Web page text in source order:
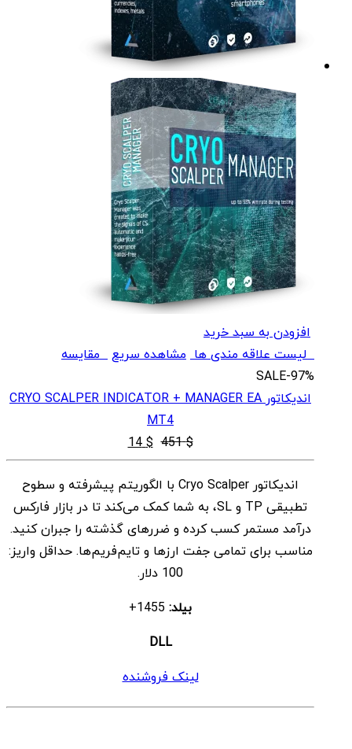
افزودن به سبد خرید
لیست علاقه مندی ها مشاهده سریعمقایسه
SALE-97%
اندیکاتور CRYO SCALPER INDICATOR + MANAGER EA
MT4
$
451
قیمت
اصلی
$ 451
بود.
$
14
قیمت
فعلی
$ 14
است.
اندیکاتور Cryo Scalper با الگوریتم پیشرفته و سطوح
تطبیقی TP و SL، به شما کمک می‌کند تا در بازار فارکس
درآمد مستمر کسب کرده و ضررهای گذشته را جبران کنید.
مناسب برای تمامی جفت‌ ارزها و تایم‌فریم‌ها. حداقل واریز:
100 دلار.
بیلد:
DLL
لینک فروشنده